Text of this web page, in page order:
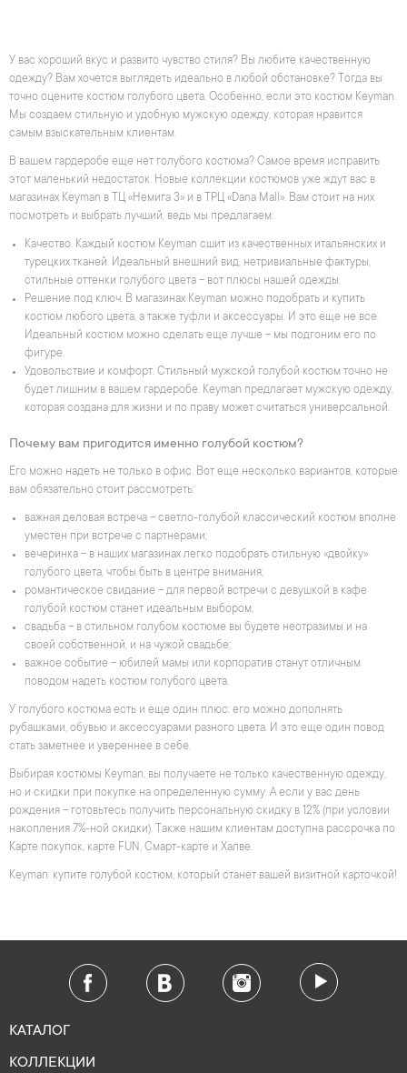
У вас хороший вкус и развито чувство стиля? Вы любите качественную
одежду? Вам хочется выглядеть идеально в любой обстановке? Тогда вы
точно оцените костюм голубого цвета. Особенно, если это костюм Keyman.
Мы создаем стильную и удобную мужскую одежду, которая нравится
самым взыскательным клиентам.
В вашем гардеробе еще нет голубого костюма? Самое время исправить
этот маленький недостаток. Новые коллекции костюмов уже ждут вас в
магазинах Keyman в ТЦ «Немига 3» и в ТРЦ «Dana Mall». Вам стоит на них
посмотреть и выбрать лучший, ведь мы предлагаем:
Качество. Каждый костюм Keyman сшит из качественных итальянских и
турецких тканей. Идеальный внешний вид, нетривиальные фактуры,
стильные оттенки голубого цвета – вот плюсы нашей одежды.
Решение под ключ. В магазинах Keyman можно подобрать и купить
костюм любого цвета, а также туфли и аксессуары. И это еще не все.
Идеальный костюм можно сделать еще лучше – мы подгоним его по
фигуре.
Удовольствие и комфорт. Стильный мужской голубой костюм точно не
будет лишним в вашем гардеробе. Keyman предлагает мужскую одежду,
которая создана для жизни и по праву может считаться универсальной.
Почему вам пригодится именно голубой костюм?
Его можно надеть не только в офис. Вот еще несколько вариантов, которые
вам обязательно стоит рассмотреть:
важная деловая встреча – светло-голубой классический костюм вполне
уместен при встрече с партнерами;
вечеринка – в наших магазинах легко подобрать стильную «двойку»
голубого цвета, чтобы быть в центре внимания;
романтическое свидание – для первой встречи с девушкой в кафе
голубой костюм станет идеальным выбором;
свадьба – в стильном голубом костюме вы будете неотразимы и на
своей собственной, и на чужой свадьбе;
важное событие – юбилей мамы или корпоратив станут отличным
поводом надеть костюм голубого цвета.
У голубого костюма есть и еще один плюс: его можно дополнять
рубашками, обувью и аксессуарами разного цвета. И это еще один повод
стать заметнее и увереннее в себе.
Выбирая костюмы Keyman, вы получаете не только качественную одежду,
но и скидки при покупке на определенную сумму. А если у вас день
рождения – готовьтесь получить персональную скидку в 12% (при условии
накопления 7%-ной скидки). Также нашим клиентам доступна рассрочка по
Карте покупок, карте FUN, Смарт-карте и Халве.
Keyman: купите голубой костюм, который станет вашей визитной карточкой!
КАТАЛОГ
КОЛЛЕКЦИИ